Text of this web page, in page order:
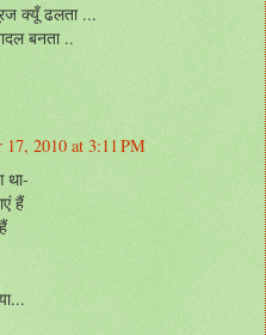
क्यूँ ढलता ...
बनता ..
17, 2010 at 3:11 PM
था-
हैं